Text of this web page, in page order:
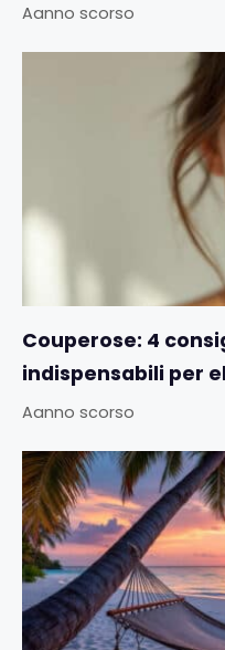
Aanno scorso
Couperose: 4
indispensabili per
Aanno scorso